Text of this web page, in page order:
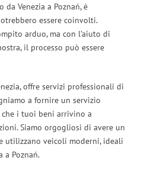
Venezia a Poznań, è
essere coinvolti.
arduo, ma con l’aiuto di
il processo può essere
offre servizi professionali di
a fornire un servizio
i tuoi beni arrivino a
Siamo orgogliosi di avere un
utilizzano veicoli moderni, ideali
a Poznań.